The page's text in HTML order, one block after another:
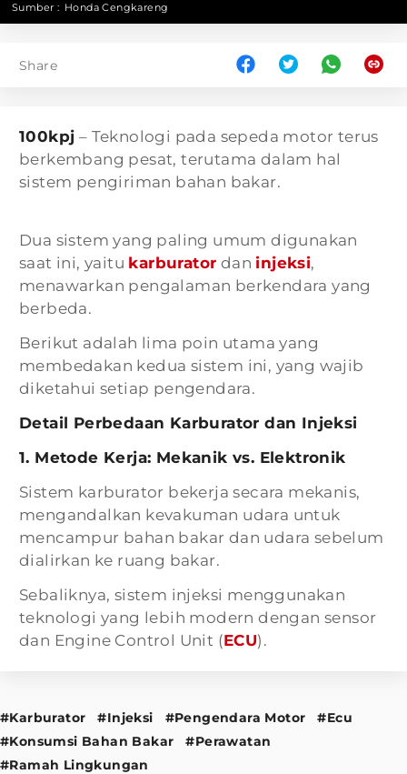
Sumber : Honda Cengkareng
Share
100kpj – Teknologi pada sepeda motor terus
berkembang pesat, terutama dalam hal
sistem pengiriman bahan bakar.
Dua sistem yang paling umum digunakan
saat ini, yaitu karburator dan injeksi,
menawarkan pengalaman berkendara yang
berbeda.
Berikut adalah lima poin utama yang
membedakan kedua sistem ini, yang wajib
diketahui setiap pengendara.
Detail Perbedaan Karburator dan Injeksi
1. Metode Kerja: Mekanik vs. Elektronik
Sistem karburator bekerja secara mekanis,
mengandalkan kevakuman udara untuk
mencampur bahan bakar dan udara sebelum
dialirkan ke ruang bakar.
Sebaliknya, sistem injeksi menggunakan
teknologi yang lebih modern dengan sensor
dan Engine Control Unit (ECU).
#Karburator #Injeksi #Pengendara Motor
#Ecu
#Konsumsi Bahan Bakar
#Perawatan
#Ramah Lingkungan